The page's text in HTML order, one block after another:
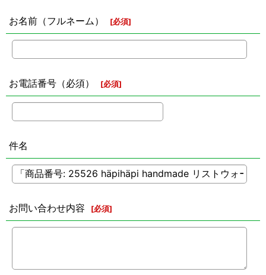
お名前（フルネーム） [必須]
お電話番号（必須） [必須]
件名
お問い合わせ内容 [必須]